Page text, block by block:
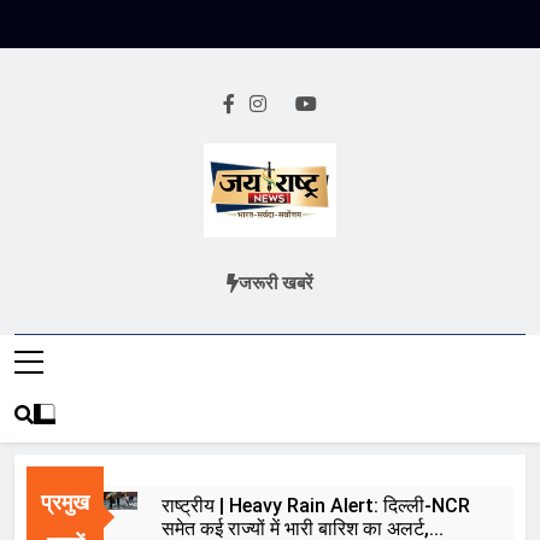
Jai Rashtra
हिंदी समाचार
जरूरी खबरें
प्रमुख
राष्ट्रीय | Heavy Rain Alert: दिल्ली-NCR
समेत कई राज्यों में भारी बारिश का अलर्ट,